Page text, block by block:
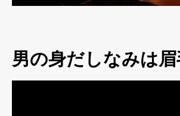
男の身だしなみは眉